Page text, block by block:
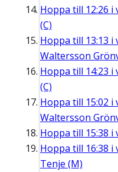
Hoppa till 12:26 i
(C)
Hoppa till 13:13 i
Waltersson
Hoppa till 14:23 i
(C)
Hoppa till 15:02 i
Waltersson
Hoppa till 15:38 i
Hoppa till 16:38 i
Tenje (M)